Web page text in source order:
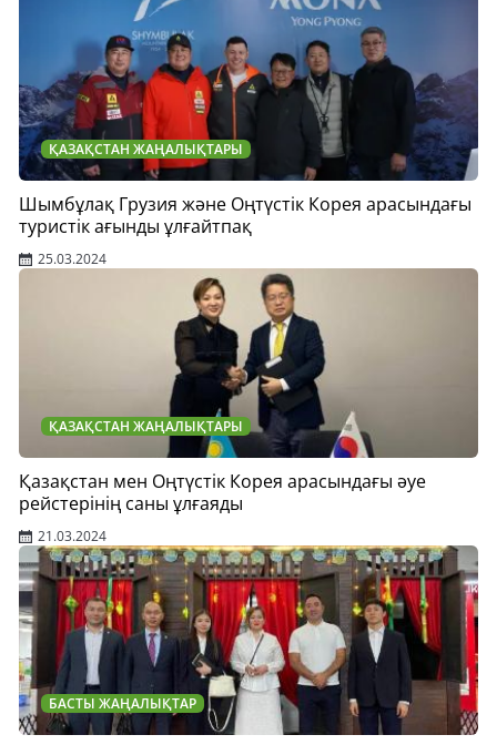
ҚАЗАҚСТАН ЖАҢАЛЫҚТАРЫ
Шымбұлақ Грузия және Оңтүстік Корея арасындағы
туристік ағынды ұлғайтпақ
25.03.2024
ҚАЗАҚСТАН ЖАҢАЛЫҚТАРЫ
Қазақстан мен Оңтүстік Корея арасындағы әуе
рейстерінің саны ұлғаяды
21.03.2024
БАСТЫ ЖАҢАЛЫҚТАР